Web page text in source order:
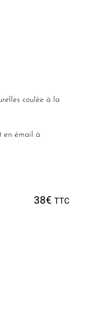
coulée à la
en émail à
38€ TTC